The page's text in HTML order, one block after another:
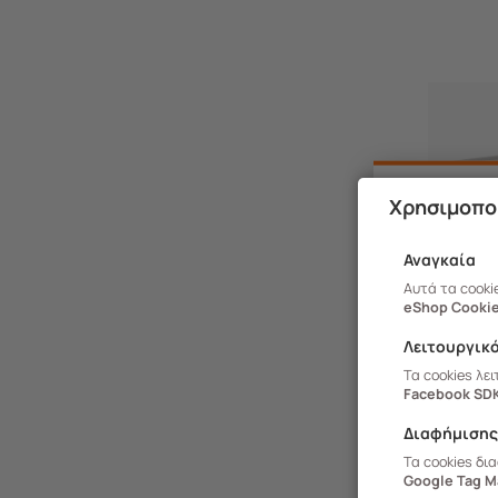
Αναγκαία
Αυτά τα
eShop
Τα cookies
Facebook
Διαφήμισης
Τα cookies
Google Tag